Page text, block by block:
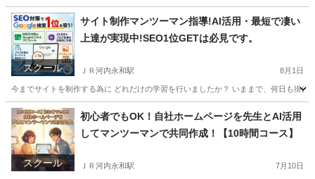
大阪 東大阪市 ＪＲ河内永和駅 パソコン デジタル
スクール
サイト制作マンツーマン指導!AI活用・最短で凄い
上達が実現中!SEO1位GETは必見です。
ＪＲ河内永和駅 8月1日
今までサイトを制作する為に どれだけの学習を行いましたか？ いままで、何日も掛
大阪 東大阪市 ＪＲ河内永和駅 パソコン CANVA
スクール
初心者でもOK！自社ホームページを先生とAI活用
してマンツーマンで共同作成！【10時間コース】
ＪＲ河内永和駅 7月10日